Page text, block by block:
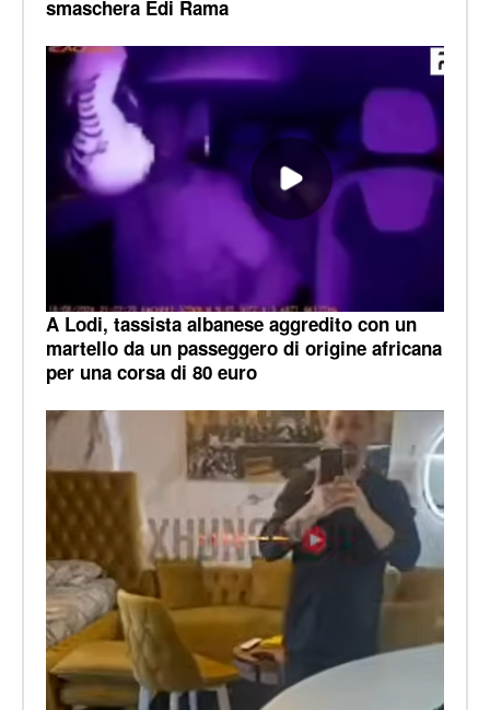
smaschera Edi Rama
A Lodi, tassista albanese aggredito con un
martello da un passeggero di origine africana
per una corsa di 80 euro